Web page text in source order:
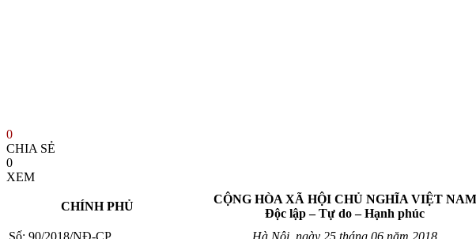
0
CHIA SẺ
0
XEM
CHÍNH PHỦ
CỘNG HÒA XÃ HỘI CHỦ NGHĨA VIỆT NAM
Độc lập – Tự do – Hạnh phúc